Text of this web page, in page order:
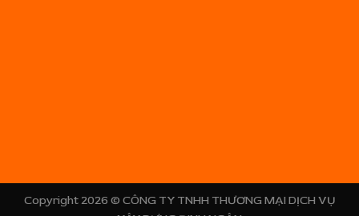
Copyright 2026 © CÔNG TY TNHH THƯƠNG MẠI DỊCH VỤ